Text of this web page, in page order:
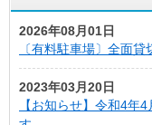
2026年08月01日
〔有料駐車場〕全面
2023年03月20日
【お知らせ】令和4年